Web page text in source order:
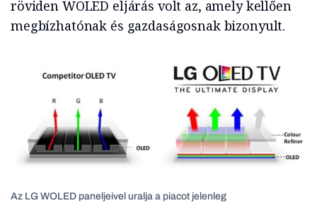
röviden WOLED eljárás volt az, amely kellően
megbízhatónak és gazdaságosnak bizonyult.
Az LG WOLED paneljeivel uralja a piacot jelenleg